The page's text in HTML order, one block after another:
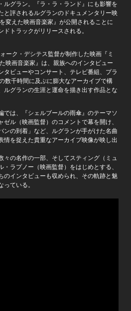
ルグラン。『ラ・ラ・ランド』にも影響を
と評されるルグランのドキュメンタリー映
変えた映画音楽家』が公開されることに
トラックがリリースされる。
ーク・デシテス監督が制作した映画『ミ
映画音楽家』は、親族へのインタビュー
タビューやコンサート、テレビ番組、プラ
数千時間に及ぶに膨大なアーカイブで構
ルグランの生涯と運命を描き出す作品とな
では、『シェルブールの雨傘』のテーマソ
ル（映画監督）のコメントで幕を開け、
ンの到着」など、ルグランが手がけた名曲
情を捉えた貴重なアーカイブ映像が映し出
々の名作の一部、そしてスティング（ミュ
ラプノー（映画監督）をはじめとする、
のインタビューも収められ、その軌跡と魅
ている。